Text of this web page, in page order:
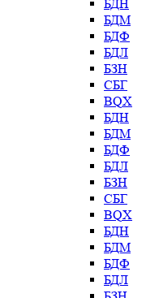
БДН
БДМ
БДФ
БДЛ
БЗН
СБГ
BQX
БДН
БДМ
БДФ
БДЛ
БЗН
СБГ
BQX
БДН
БДМ
БДФ
БДЛ